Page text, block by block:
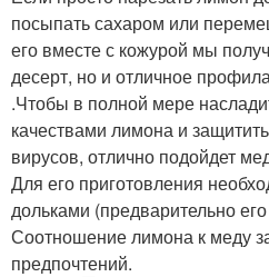
посыпать сахаром или
его вместе с кожурой мы
десерт, но и отличное
.Чтобы в полной мере
качествами лимона и
вирусов, отлично подойдет
Для его приготовления
дольками (предварительно
Соотношение лимона к меду
предпочтений.